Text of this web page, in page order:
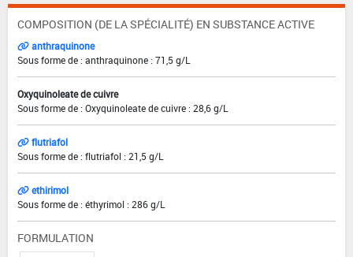
COMPOSITION (DE LA SPÉCIALITÉ) EN SUBSTANCE ACTIVE
anthraquinone
Sous forme de : anthraquinone : 71,5 g/L
Oxyquinoleate de cuivre
Sous forme de : Oxyquinoleate de cuivre : 28,6 g/L
flutriafol
Sous forme de : flutriafol : 21,5 g/L
ethirimol
Sous forme de : éthyrimol : 286 g/L
FORMULATION